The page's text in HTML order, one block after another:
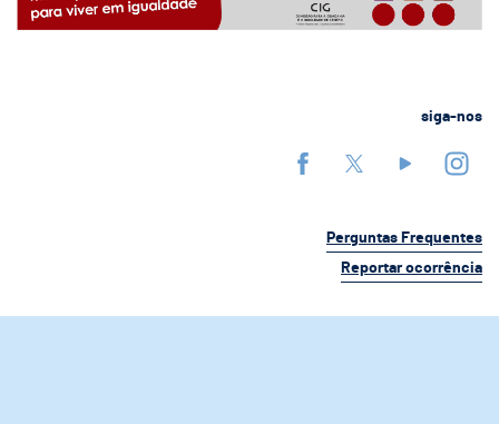
siga-nos
Perguntas Frequentes
Reportar ocorrência